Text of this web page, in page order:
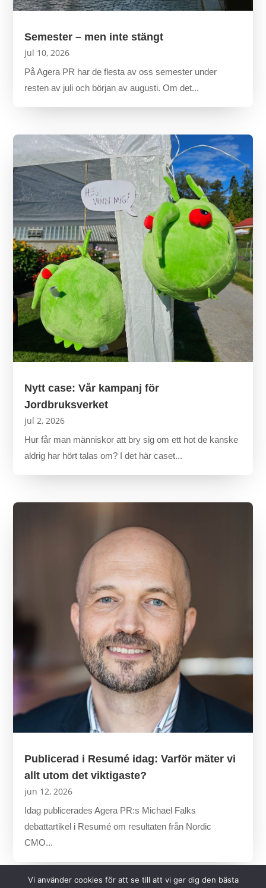
Semester – men inte stängt
jul 10, 2026
På Agera PR har de flesta av oss semester under
resten av juli och början av augusti. Om det...
Nytt case: Vår kampanj för
Jordbruksverket
jul 2, 2026
Hur får man människor att bry sig om ett hot de kanske
aldrig har hört talas om? I det här caset...
Publicerad i Resumé idag: Varför mäter vi
allt utom det viktigaste?
jun 12, 2026
Idag publicerades Agera PR:s Michael Falks
debattartikel i Resumé om resultaten från Nordic
CMO...
Vi använder cookies för att se till att vi ger dig den bästa